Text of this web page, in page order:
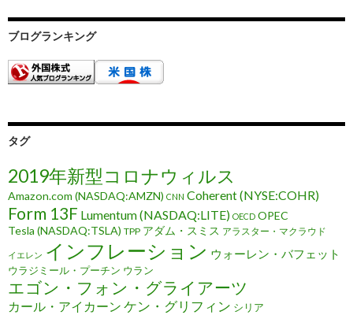
ブログランキング
タグ
2019年新型コロナウィルス
Amazon.com (NASDAQ:AMZN) CNN Coherent (NYSE:COHR)
Form 13F Lumentum (NASDAQ:LITE) OECD OPEC
Tesla (NASDAQ:TSLA) TPP アダム・スミス アラスター・マクラウド
イエレン インフレーション ウォーレン・バフェット
ウラジミール・プーチン ウラン
エゴン・フォン・グライアーツ
カール・アイカーン ケン・グリフィン シリア